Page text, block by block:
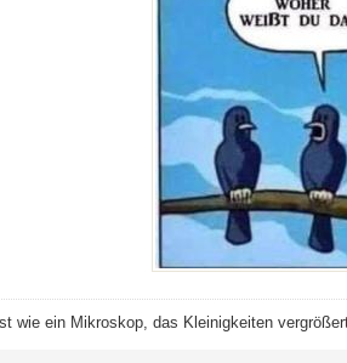
wie ein Mikroskop, das Kleinigkeiten